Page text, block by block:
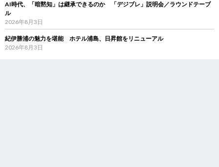
AI時代、「暗黙知」は継承できるのか 「デジブレ」説明会／ラウンドテーブ
ル
2026年8月3日
紀伊勝浦の魅力を堪能 ホテル浦島、日昇館をリニューアル
2026年8月3日